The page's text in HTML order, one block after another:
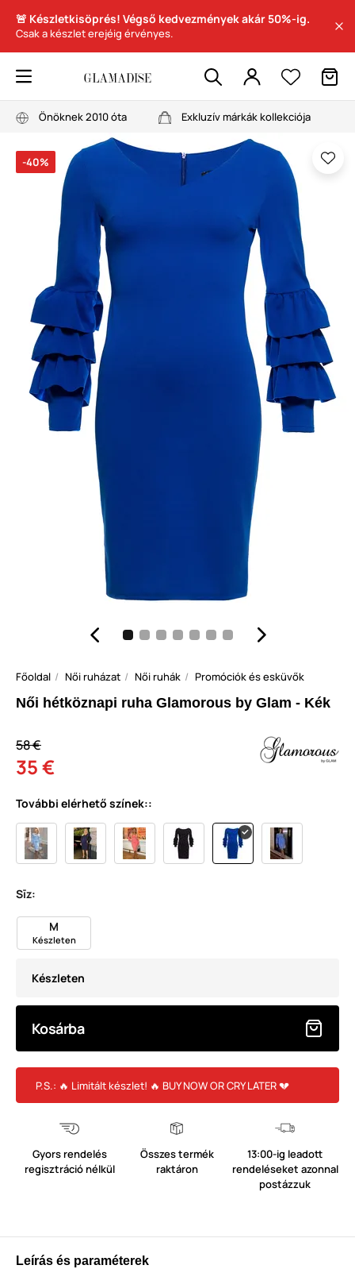
🚨 Készletkisöprés! Végső kedvezmények akár 50%-ig.
Csak a készlet erejéig érvényes.
Önöknek 2010 óta Exkluzív márkák kollekciója
-40%
Főoldal Női ruházat Női ruhák Promóciók és esküvők
Női hétköznapi ruha Glamorous by Glam - Kék
58 €
35 €
További elérhető színek::
Sīz:
M
Készleten
Készleten
Kosárba
P.S.: 🔥 Limitált készlet! 🔥 BUY NOW OR CRY LATER 💔
Gyors rendelés
regisztráció nélkül
Összes termék
raktáron
13:00-ig leadott
rendeléseket azonnal
postázzuk
Leírás és paraméterek